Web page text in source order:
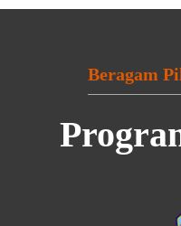
Beragam